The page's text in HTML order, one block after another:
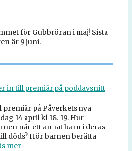
för Gubbröran i maj! Sista
är 9 juni.
in till premiär på poddavsnitt
premiär på Påverkets nya
14 april kl 18.-19. Hur
när ett annat barn i deras
döds? Hör barnen berätta
mer